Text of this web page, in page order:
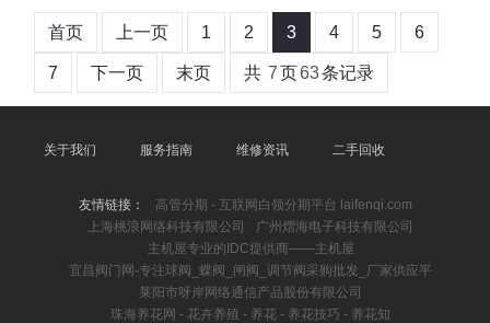
首页 上一页 1 2 3 4 5 6
7 下一页 末页 共 7页63条记录
关于我们 服务指南 维修资讯 二手回收
友情链接：
高管分期 - 互联网白领分期平台 laifenqi.com
上海桃浪网络科技有限公司
广州熠海电子科技有限公司
主机屋专业的IDC提供商――主机屋
宜昌阀门网-专注球阀_蝶阀_闸阀_调节阀采购批发_厂家供应平
莱阳市呀岸网络通信产品股份有限公司
珠海养花网 - 花卉养殖 - 养花 - 养花技巧 - 养花知